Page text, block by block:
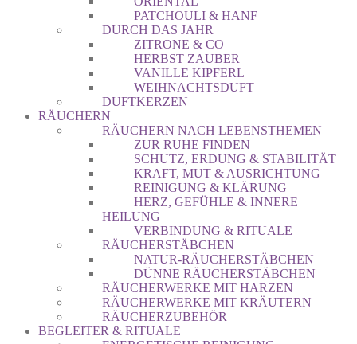
PATCHOULI & HANF
DURCH DAS JAHR
ZITRONE & CO
HERBST ZAUBER
VANILLE KIPFERL
WEIHNACHTSDUFT
DUFTKERZEN
RÄUCHERN
RÄUCHERN NACH LEBENSTHEMEN
ZUR RUHE FINDEN
SCHUTZ, ERDUNG & STABILITÄT
KRAFT, MUT & AUSRICHTUNG
REINIGUNG & KLÄRUNG
HERZ, GEFÜHLE & INNERE
HEILUNG
VERBINDUNG & RITUALE
RÄUCHERSTÄBCHEN
NATUR-RÄUCHERSTÄBCHEN
DÜNNE RÄUCHERSTÄBCHEN
RÄUCHERWERKE MIT HARZEN
RÄUCHERWERKE MIT KRÄUTERN
RÄUCHERZUBEHÖR
BEGLEITER & RITUALE